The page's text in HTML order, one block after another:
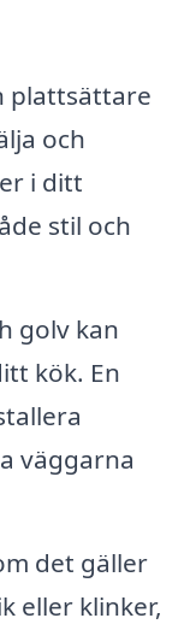
plattsättare
och
i ditt
stil och
golv kan
kök. En
väggarna
det gäller
eller klinker,